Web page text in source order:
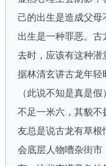
己的出生是造成父
出生是一种罪恶。
去时，应该有这种潜
据林清玄讲古龙年轻
（此说不知是真是
不足一米六，其貌不
友总是说古龙有草根
会底层人物嘈杂街市